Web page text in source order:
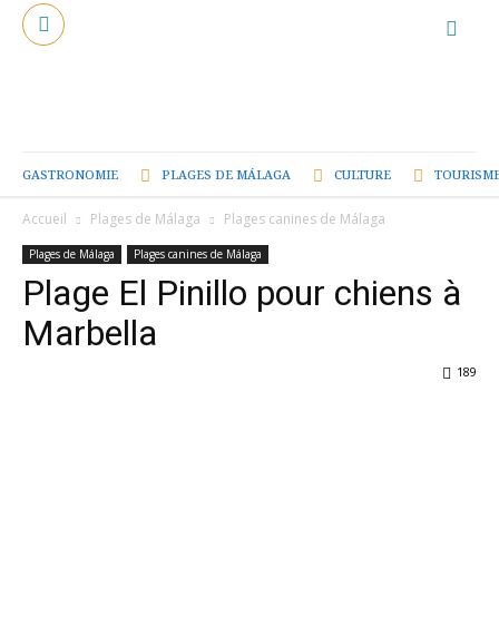
GASTRONOMIE PLAGES DE MÁLAGA CULTURE
Accueil Plages de Málaga Plages canines de Málaga
Plages de Málaga Plages canines de Málaga
Plage El Pinillo pour chiens à
Marbella
189